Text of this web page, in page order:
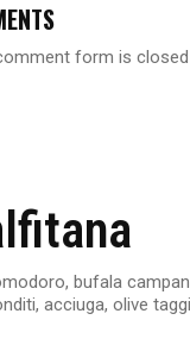
form is
bufala
acciuga, olive